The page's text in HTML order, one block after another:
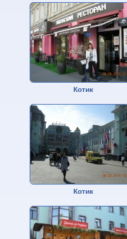
Котик
Котик